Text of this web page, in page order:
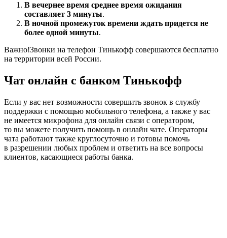
В вечернее время среднее время ожидания
составляет 3 минуты.
В ночной промежуток времени ждать придется не
более одной минуты.
Важно!Звонки на телефон Тинькофф совершаются бесплатно
на территории всей России.
Чат онлайн с банком Тинькофф
Если у вас нет возможности совершить звонок в службу
поддержки с помощью мобильного телефона, а также у вас
не имеется микрофона для онлайн связи с оператором,
то вы можете получить помощь в онлайн чате. Операторы
чата работают также круглосуточно и готовы помочь
в разрешении любых проблем и ответить на все вопросы
клиентов, касающиеся работы банка.